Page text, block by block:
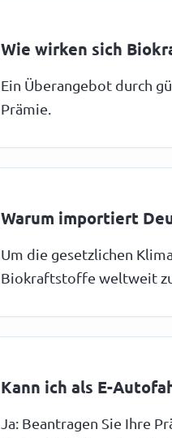
Wie wirken sich
Ein Überangebot durch
Prämie.
Warum importiert
Um die gesetzlichen
Biokraftstoffe weltweit
Kann ich als E-
Ja: Beantragen Sie Ihre